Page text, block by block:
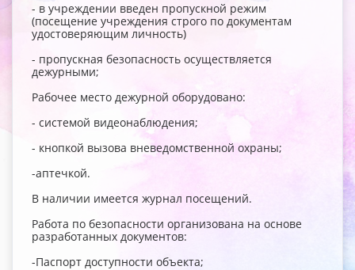
- в учреждении введен пропускной режим
(посещение учреждения строго по документам
удостоверяющим личность)
- пропускная безопасность осуществляется
дежурными;
Рабочее место дежурной оборудовано:
- системой видеонаблюдения;
- кнопкой вызова вневедомственной охраны;
-аптечкой.
В наличии имеется журнал посещений.
Работа по безопасности организована на основе
разработанных документов:
-Паспорт доступности объекта;